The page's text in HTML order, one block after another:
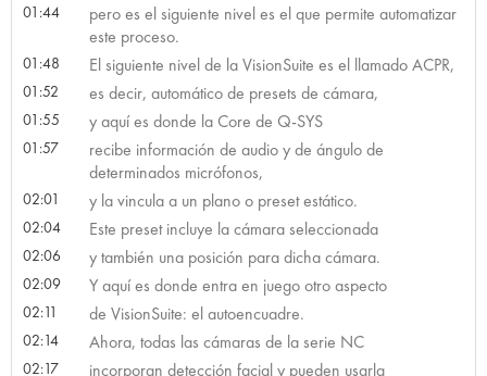
01:44
pero es el siguiente nivel es el que permite automatizar
este proceso.
01:48 El siguiente nivel de la VisionSuite es el llamado ACPR,
01:52 es decir, automático de presets de cámara,
01:55 y aquí es donde la Core de Q-SYS
01:57
recibe información de audio y de ángulo de
determinados micrófonos,
02:01 y la vincula a un plano o preset estático.
02:04 Este preset incluye la cámara seleccionada
02:06 y también una posición para dicha cámara.
02:09 Y aquí es donde entra en juego otro aspecto
02:11 de VisionSuite: el autoencuadre.
02:14 Ahora, todas las cámaras de la serie NC
02:17 incorporan detección facial y pueden usarla